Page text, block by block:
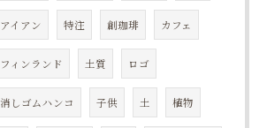
アイアン 特注 創珈琲 カフェ
フィンランド 土質 ロゴ
消しゴムハンコ 子供 土 植物